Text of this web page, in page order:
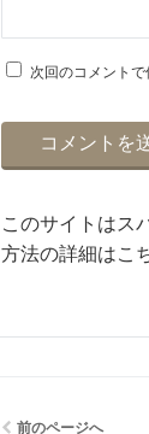
次回のコメント
このサイトはス
方法の詳細はこ
前のページへ